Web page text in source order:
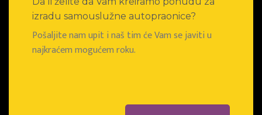
izradu samouslužne autopraonice?
Pošaljite nam upit i naš tim će Vam se javiti u
najkraćem mogućem roku.